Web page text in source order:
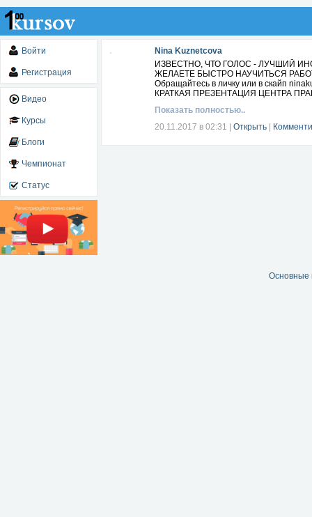
Войти
Регистрация
Видео
Курсы
Блоги
Чемпионат
Статус
Nina Kuznetcova
ИЗВЕСТНО, ЧТО ГОЛОС - ЛУЧШИЙ
ЖЕЛАЕТЕ БЫСТРО НАУЧИТЬСЯ
Обращайтесь в личку или в скайп
КРАТКАЯ ПРЕЗЕНТАЦИЯ ЦЕНТРА
Показать полностью..
20.11.2017 в 02:31
Открыть
Основные